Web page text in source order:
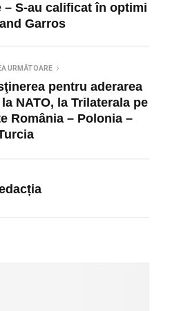
– S-au calificat în optimi
Garros
URMĂTOARE
pentru aderarea
NATO, la Trilaterala pe
România – Polonia –